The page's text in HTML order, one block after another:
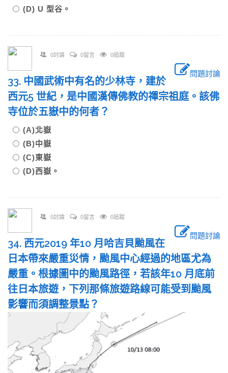
(D) U 型谷。
0討論 0留言 0追蹤
問題討論
33. 中國武術中有名的少林寺，建於
西元5 世紀，是中國漢傳佛教的禪宗祖庭。該佛
寺位於五嶽中的何者？
(A)北嶽
(B)中嶽
(C)東嶽
(D)西嶽。
0討論 0留言 0追蹤
問題討論
34. 西元2019 年10 月哈吉貝颱風在
日本帶來嚴重災情，颱風中心經過的地區尤為
嚴重。根據圖中的颱風路徑，若該年10 月底前
往日本旅遊，下列那條旅遊路線可能受到颱風
影響而須調整景點？